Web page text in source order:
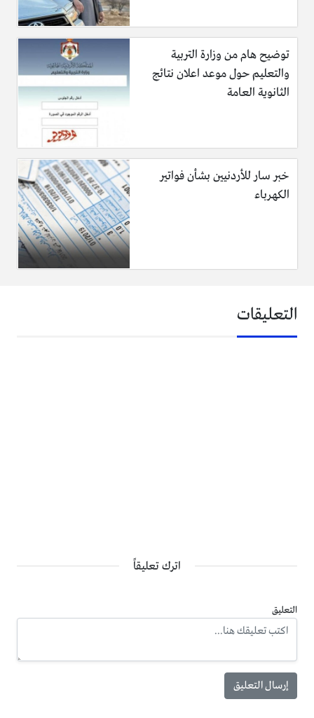
توضيح هام من وزارة التربية
والتعليم حول موعد اعلان نتائج
الثانوية العامة
خبر سار للأردنيين بشأن فواتير
الكهرباء
التعليقات
اترك تعليقاً
التعليق